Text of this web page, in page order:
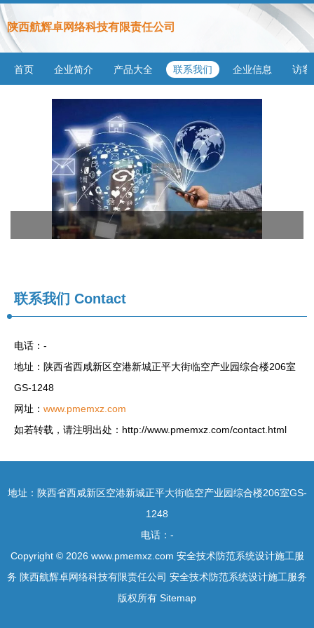
陕西航辉卓网络科技有限责任公司
首页 企业简介 产品大全 联系我们 企业信息 访客
联系我们 Contact
电话：-
地址：陕西省西咸新区空港新城正平大街临空产业园综合楼206室
GS-1248
网址： www.pmemxz.com
如若转载，请注明出处：http://www.pmemxz.com/contact.html
地址：陕西省西咸新区空港新城正平大街临空产业园综合楼206室GS-
1248
电话：-
Copyright © 2026 www.pmemxz.com 安全技术防范系统设计施工服
务 陕西航辉卓网络科技有限责任公司 安全技术防范系统设计施工服务
版权所有 Sitemap